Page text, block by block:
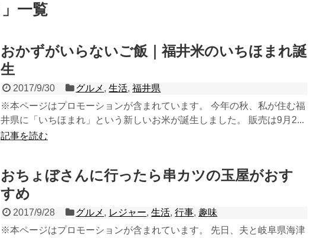
」 一覧
おかずがいらないご飯｜福井米のいちほまれ誕
生
2017/9/30 グルメ ,生活,福井県
※本ページはプロモーションが含まれています。 今年の秋、私が住む福
井県に「いちほまれ」という新しいお米が誕生しました。 販売は9月2...
記事を読む
おちょぼさんに行ったら串カツの玉屋がおす
すめ
2017/9/28 グルメ , レジャー,生活,行事, 趣味
※本ページはプロモーションが含まれています。 先日、夫と岐阜県海津